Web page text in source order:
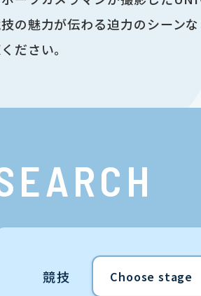
の魅力が伝わる迫力のシーン
ださい。
競技